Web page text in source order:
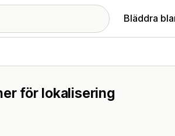
Bläddra
för lokalisering